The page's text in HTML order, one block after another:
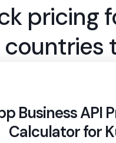
pricing
Business API
Calculator for